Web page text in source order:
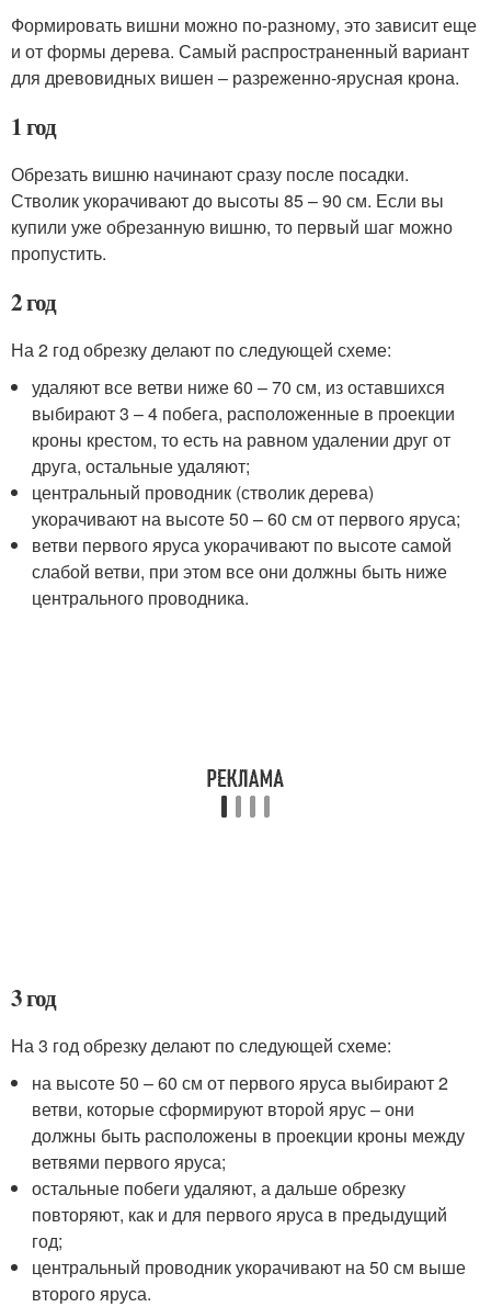
Формировать вишни можно по-разному, это зависит еще
и от формы дерева. Самый распространенный вариант
для древовидных вишен – разреженно-ярусная крона.
1 год
Обрезать вишню начинают сразу после посадки.
Стволик укорачивают до высоты 85 – 90 см. Если вы
купили уже обрезанную вишню, то первый шаг можно
пропустить.
2 год
На 2 год обрезку делают по следующей схеме:
удаляют все ветви ниже 60 – 70 см, из оставшихся
выбирают 3 – 4 побега, расположенные в проекции
кроны крестом, то есть на равном удалении друг от
друга, остальные удаляют;
центральный проводник (стволик дерева)
укорачивают на высоте 50 – 60 см от первого яруса;
ветви первого яруса укорачивают по высоте самой
слабой ветви, при этом все они должны быть ниже
центрального проводника.
3 год
На 3 год обрезку делают по следующей схеме:
на высоте 50 – 60 см от первого яруса выбирают 2
ветви, которые сформируют второй ярус – они
должны быть расположены в проекции кроны между
ветвями первого яруса;
остальные побеги удаляют, а дальше обрезку
повторяют, как и для первого яруса в предыдущий
год;
центральный проводник укорачивают на 50 см выше
второго яруса.